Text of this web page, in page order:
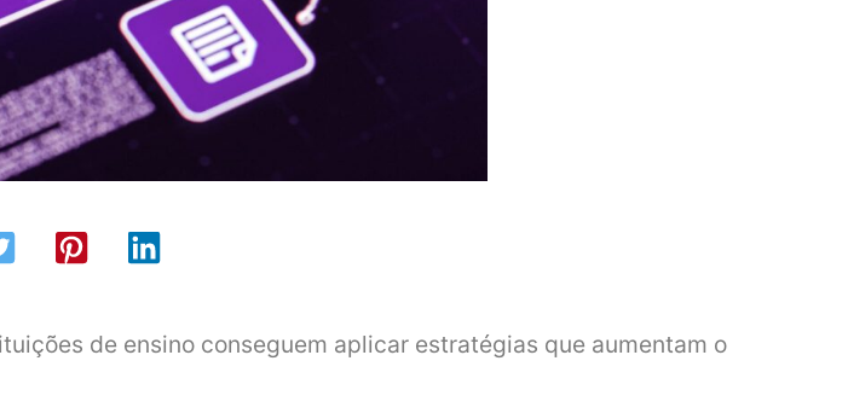
de ensino conseguem aplicar estratégias que aumentam o